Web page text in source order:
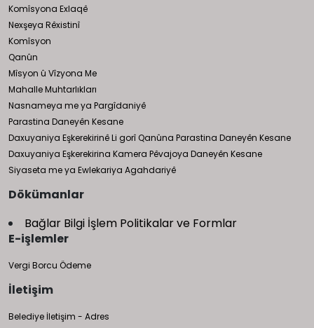
Komîsyona Exlaqê
Nexşeya Rêxistinî
Komîsyon
Qanûn
Mîsyon û Vîzyona Me
Mahalle Muhtarlıkları
Nasnameya me ya Pargîdaniyê
Parastina Daneyên Kesane
Daxuyaniya Eşkerekirinê Li gorî Qanûna Parastina Daneyên Kesane
Daxuyaniya Eşkerekirina Kamera Pêvajoya Daneyên Kesane
Siyaseta me ya Ewlekariya Agahdariyê
Dökümanlar
Bağlar Bilgi İşlem Politikalar ve Formlar
E-işlemler
Vergi Borcu Ödeme
İletişim
Belediye İletişim - Adres